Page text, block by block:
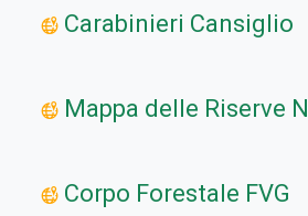
Carabinieri Cansiglio
Mappa delle Riserve
Corpo Forestale FVG